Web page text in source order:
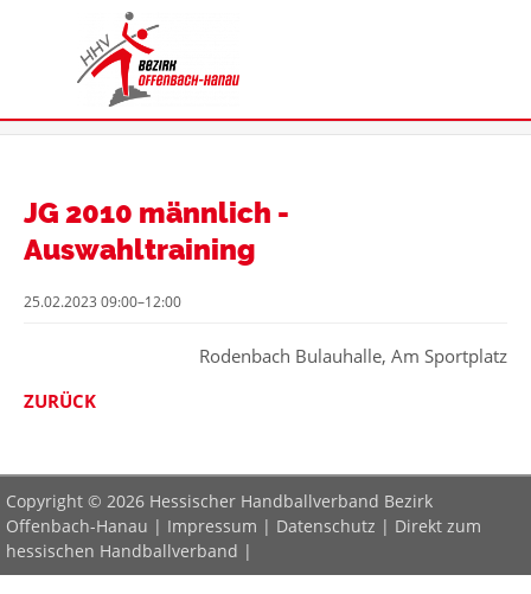
JG 2010 männlich -
Auswahltraining
25.02.2023 09:00–12:00
Rodenbach Bulauhalle, Am Sportplatz
ZURÜCK
Copyright © 2026 Hessischer Handballverband Bezirk
Offenbach-Hanau | Impressum | Datenschutz | Direkt zum
hessischen Handballverband |